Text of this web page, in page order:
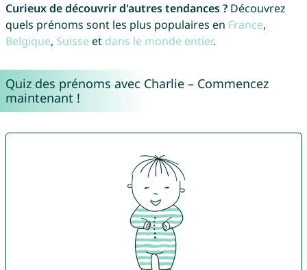
Curieux de découvrir d'autres tendances ?Découvrez
quels prénoms sont les plus populaires en France,
Belgique, Suisse et dans le monde entier.
Quiz des prénoms avec Charlie – Commencez
maintenant !